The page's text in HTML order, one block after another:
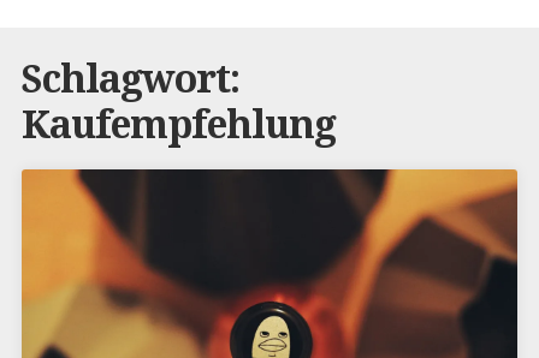
Schlagwort:
Kaufempfehlung